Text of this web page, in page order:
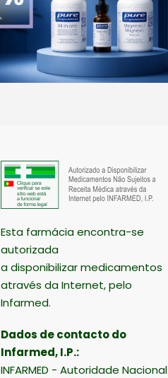
Esta farmácia encontra-se
autorizada
a disponibilizar medicamentos
através da Internet, pelo
Infarmed.
Dados de contacto do
Infarmed, I.P.:
INFARMED - Autoridade Nacional